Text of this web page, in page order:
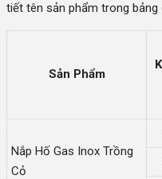
tiết tên sản phẩm trong bảng
Sản Phẩm
Nắp Hố Gas Inox Trồng
Cỏ